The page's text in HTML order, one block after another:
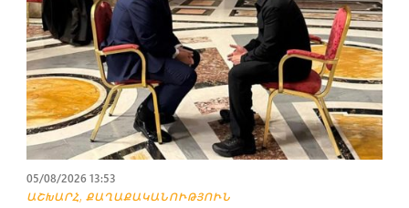
05/08/2026 13:53
ԱՇԽԱՐՀ, ՔԱՂԱՔԱԿԱՆՈՒԹՅՈՒՆ